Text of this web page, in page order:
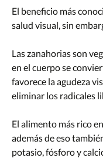
El beneficio más
salud visual, sin
Las zanahorias son
en el cuerpo se
favorece la agudeza
eliminar los radicales
El alimento más rico
además de eso
potasio, fósforo y